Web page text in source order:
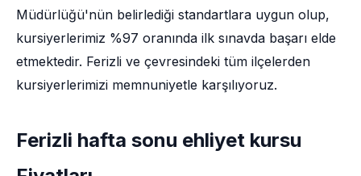
Müdürlüğü'nün belirlediği standartlara uygun olup,
kursiyerlerimiz %97 oranında ilk sınavda başarı elde
etmektedir. Ferizli ve çevresindeki tüm ilçelerden
kursiyerlerimizi memnuniyetle karşılıyoruz.
Ferizli hafta sonu ehliyet kursu